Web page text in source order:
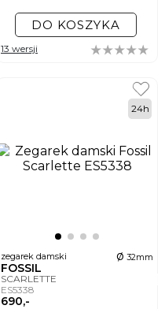
DO KOSZYKA
13 wersji
zegarek damski ø 32mm
FOSSIL
SCARLETTE
ES5338
690,-
24h